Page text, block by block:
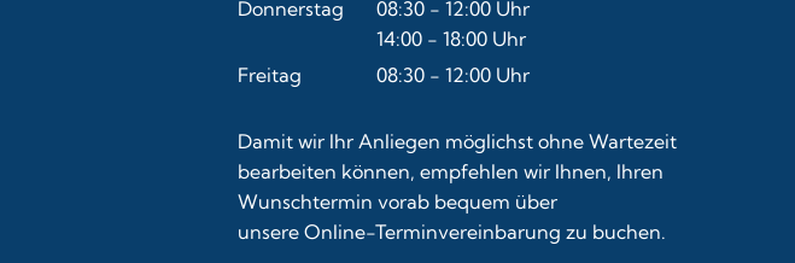
Donnerstag 08:30 - 12:00 Uhr
Von 08:30 bis 12:00 Uhr
14:00 - 18:00 Uhr
Von 14:00 bis 18:00 Uhr
Freitag 08:30 - 12:00 Uhr
Damit wir Ihr Anliegen möglichst ohne Wartezeit
bearbeiten können, empfehlen wir Ihnen, Ihren
Wunschtermin vorab bequem über
unsere Online-Terminvereinbarung zu buchen.